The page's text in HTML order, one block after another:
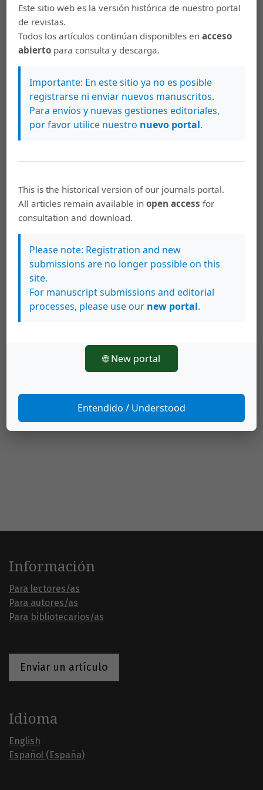
Palabras clave
delito tributario delito aduanero evasión fiscal
tributaria legislación penal tributaria
cultura tributaria.Revista Jurídica IUS Doctrina,7(10), 238–256.
Recuperado a partir de
https://archivo.revistas.ucr.ac.cr/index.php/iusdoctrina/article/vi
ew/15625
Más formatos de cita
prevención y disuasión. La legislación penal tributaria
no ha logrado construir una cultura de responsabilidad
tributaria.
Descargas
Información
Para lectores/as
Para autores/as
Para bibliotecarios/as
Enviar un artículo
Idioma
English
Español (España)
Este sitio web es la versión histórica de nuestro portal
de revistas.
Todos los artículos continúan disponibles enacceso
abierto para consulta y descarga.
Importante: En este sitio ya no es posible
registrarse ni enviar nuevos manuscritos.
Para envíos y nuevas gestiones editoriales,
por favor utilice nuestro nuevo portal.
This is the historical version of our journals portal.
All articles remain available inopen access for
consultation and download.
Please note: Registration and new
submissions are no longer possible on this
site.
For manuscript submissions and editorial
processes, please use our new portal.
🌐 New portal
Entendido / Understood